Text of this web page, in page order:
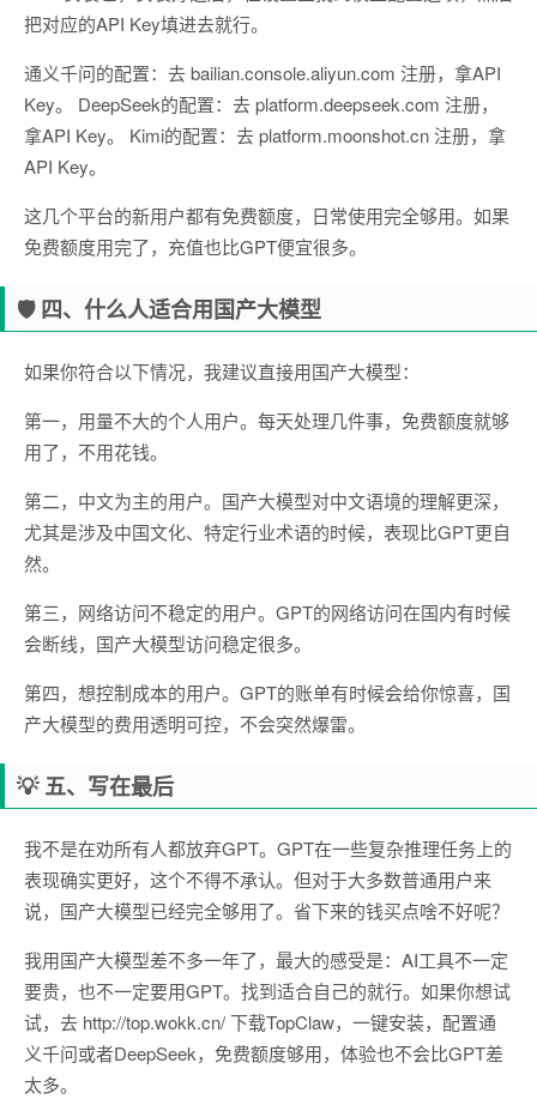
把对应的API Key填进去就行。
通义千问的配置：去 bailian.console.aliyun.com 注册，拿API
Key。 DeepSeek的配置：去 platform.deepseek.com 注册，
拿API Key。 Kimi的配置：去 platform.moonshot.cn 注册，拿
API Key。
这几个平台的新用户都有免费额度，日常使用完全够用。如果
免费额度用完了，充值也比GPT便宜很多。
🛡 四、什么人适合用国产大模型
如果你符合以下情况，我建议直接用国产大模型：
第一，用量不大的个人用户。每天处理几件事，免费额度就够
用了，不用花钱。
第二，中文为主的用户。国产大模型对中文语境的理解更深，
尤其是涉及中国文化、特定行业术语的时候，表现比GPT更自
然。
第三，网络访问不稳定的用户。GPT的网络访问在国内有时候
会断线，国产大模型访问稳定很多。
第四，想控制成本的用户。GPT的账单有时候会给你惊喜，国
产大模型的费用透明可控，不会突然爆雷。
💡 五、写在最后
我不是在劝所有人都放弃GPT。GPT在一些复杂推理任务上的
表现确实更好，这个不得不承认。但对于大多数普通用户来
说，国产大模型已经完全够用了。省下来的钱买点啥不好呢？
我用国产大模型差不多一年了，最大的感受是：AI工具不一定
要贵，也不一定要用GPT。找到适合自己的就行。如果你想试
试，去 http://top.wokk.cn/ 下载TopClaw，一键安装，配置通
义千问或者DeepSeek，免费额度够用，体验也不会比GPT差
太多。